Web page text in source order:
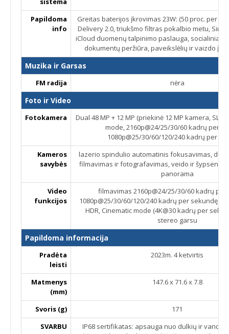
Papildoma
info
Greitas baterijos įkrovimas 23W: (50 proc. per 30
Delivery 2.0, triukšmo filtras pokalbio metu, Siri
iCloud duomenų talpinimo paslauga, socialiniai
dokumentų peržiūra, paveikslėlių ir vaizdo
Muzika ir Garsas
FM radija nėra
Foto ir Video
Fotokamera
Dual 48 MP + 12 MP (priekinė 12 MP kamera, SL
mode, 2160p@24/25/30/60 kadrų per
1080p@25/30/60/120/240 kadrų per
Kameros
savybės
lazerio spindulio automatinis fokusavimas, dual
filmavimas ir fotografavimas, veido ir šypsenos
panorama
Video
funkcijos
filmavimas 2160p@24/25/30/60 kadrų per
1080p@25/30/60/120/240 kadrų per sekundę,
HDR, Cinematic mode (4K@30 kadrų per
stereo garsu
Papildoma informacija
Pradėta
leisti
2023m. 4 ketvirtis
Matmenys
(mm)
147.6 x 71.6 x 7.8
Svoris (g)
171
SVARBU
IP68 sertifikatas: apsauga nuo dulkių ir